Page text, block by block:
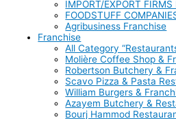
IMPORT/EXPORT
FOODSTUFF
Agribusiness Franchise
Franchise
All Category
Molière Coffee Shop &
Robertson Butchery &
Scavo Pizza & Pasta
William Burgers &
Azayem Butchery &
Bourj Hammod